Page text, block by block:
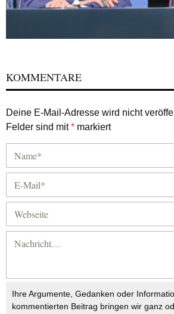
KOMMENTARE
Deine E-Mail-Adresse wird nicht
Felder sind mit* markiert
Ihre Argumente, Gedanken oder
kommentierten Beitrag bringen wir ganz